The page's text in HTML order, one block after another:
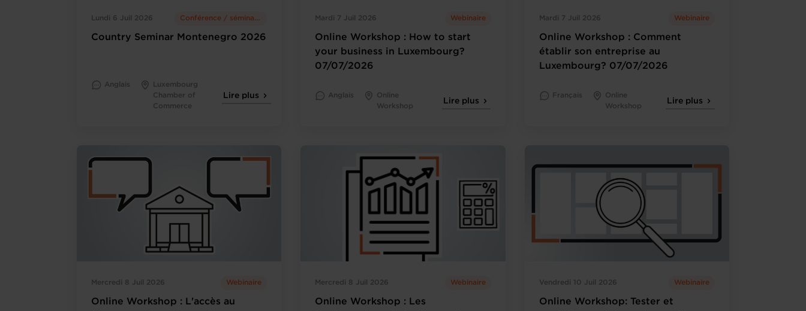
Lundi 6 Juil 2026 Conférence / séminaire
Country Seminar Montenegro 2026
Anglais
Luxembourg
Chamber of
Commerce
Lire plus
Mardi 7 Juil 2026 Webinaire
Online Workshop : How to start
your business in Luxembourg?
07/07/2026
Anglais
Online
Workshop
Lire plus
Mardi 7 Juil 2026 Webinaire
Online Workshop : Comment
établir son entreprise au
Luxembourg? 07/07/2026
Français
Online
Workshop
Lire plus
Mercredi 8 Juil 2026 Webinaire
Online Workshop : L'accès au
Mercredi 8 Juil 2026 Webinaire
Online Workshop : Les
Vendredi 10 Juil 2026 Webinaire
Online Workshop: Tester et